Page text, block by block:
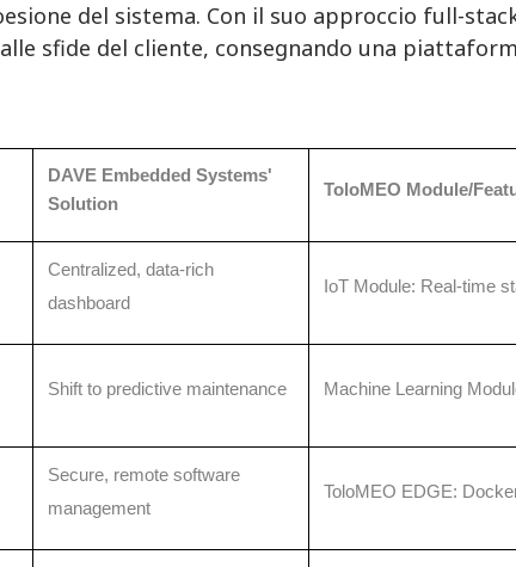
del sistema. Con il suo approccio full-
sfide del cliente, consegnando una
DAVE Embedded Systems'
Solution
ToloMEO Module/
Centralized, data-rich
dashboard
IoT Module: Real-time
Shift to predictive maintenance Machine Learning
Secure, remote software
management
ToloMEO EDGE: